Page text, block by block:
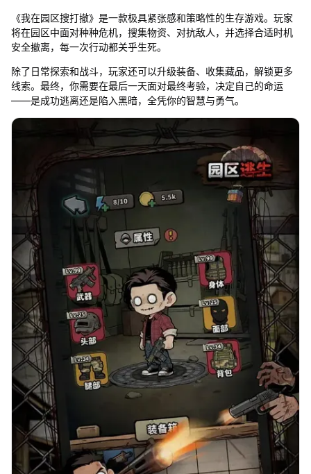
《我在园区搜打撤》是一款极具紧张感和策略性的生存游戏。玩家
将在园区中面对种种危机，搜集物资、对抗敌人，并选择合适时机
安全撤离，每一次行动都关乎生死。
除了日常探索和战斗，玩家还可以升级装备、收集藏品，解锁更多
线索。最终，你需要在最后一天面对最终考验，决定自己的命运
——是成功逃离还是陷入黑暗，全凭你的智慧与勇气。